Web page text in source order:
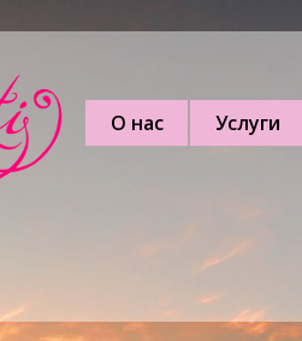
О нас Услуги